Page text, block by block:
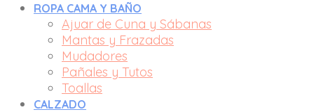
ROPA CAMA Y BAÑO
Ajuar de Cuna y Sábanas
Mantas y Frazadas
Mudadores
Pañales y Tutos
Toallas
CALZADO